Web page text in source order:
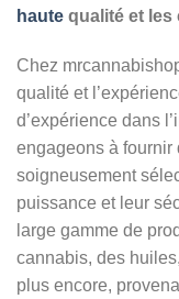
haute qualité et les
Chez
qualité et
d’expérience dans
engageons à fournir
soigneusement
puissance et leur
large gamme de
cannabis, des
plus encore,